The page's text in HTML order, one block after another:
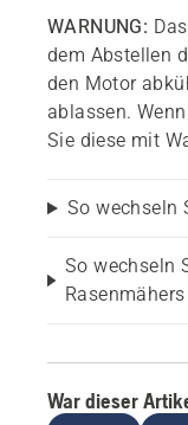
WARNUNG:
dem Abstellen
den Motor
ablassen.
Sie diese mit
So wechseln
So wechseln
Rasenmähers
War dieser